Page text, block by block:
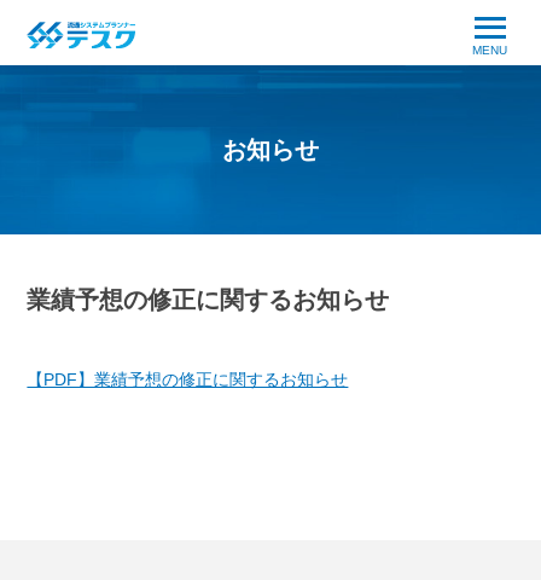
MENU
お知らせ
業績予想の修正に関するお知らせ
【PDF】業績予想の修正に関するお知らせ